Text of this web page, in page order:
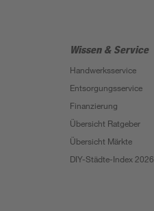
Wissen & Service
Handwerksservice
Entsorgungsservice
Finanzierung
Übersicht Ratgeber
Übersicht Märkte
DIY-Städte-Index 2026